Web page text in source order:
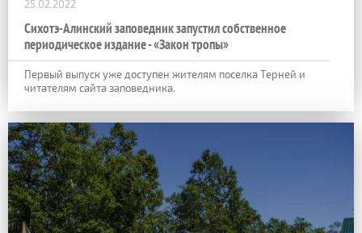
25.02.2022
Сихотэ-Алинский заповедник запустил собственное
периодическое издание - «Закон тропы»
Первый выпуск уже доступен жителям поселка Терней и
читателям сайта заповедника.